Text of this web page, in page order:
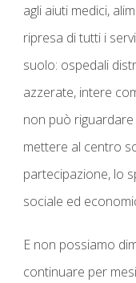
agli aiuti medici,
ripresa di tutti i
suolo: ospedali
azzerate, intere
non può
mettere al centro
partecipazione, lo
sociale ed
E non possiamo
continuare per